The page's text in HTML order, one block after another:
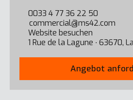
0033 4 77 36 22 50
commercial@ms42.com
Website besuchen
1 Rue de la Lagune ∙ 63670,
Angebot